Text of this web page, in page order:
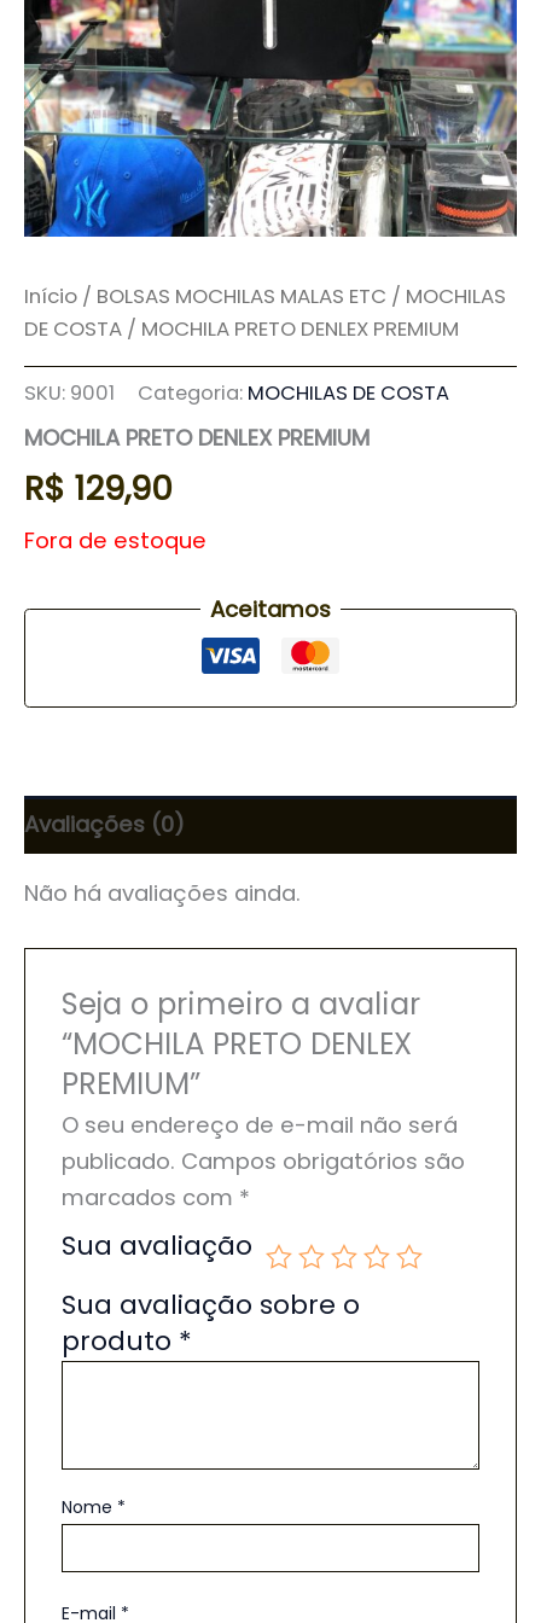
Início / BOLSAS MOCHILAS MALAS ETC / MOCHILAS
DE COSTA / MOCHILA PRETO DENLEX PREMIUM
SKU: 9001 Categoria: MOCHILAS DE COSTA
MOCHILA PRETO DENLEX PREMIUM
R$ 129,90
Fora de estoque
Aceitamos
Avaliações (0)
Não há avaliações ainda.
Seja o primeiro a avaliar
“MOCHILA PRETO DENLEX
PREMIUM”
O seu endereço de e-mail não será
publicado. Campos obrigatórios são
marcados com *
Sua avaliação
Sua avaliação sobre o
produto *
Nome *
E-mail *